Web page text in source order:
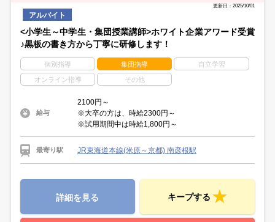
更新日：2025/10/01
アルバイト
<小学生～中学生・集団授業講師>ホワイト企業アワード受賞
♪黒板の書き方から丁寧に研修します！
個別指導 集団指導 自立学習
オンライン指導 その他
給与
2100円～
※大卒の方は、時給2300円～
※試用期間中は時給1,800円～
最寄り駅 JR東海道本線(米原～京都) 南彦根駅
詳細を見る キープする